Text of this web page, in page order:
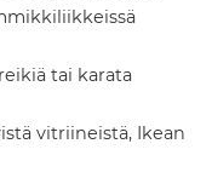
tai karata
vitriineistä, Ikean